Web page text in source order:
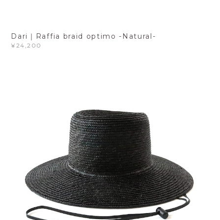
Dari｜Raffia braid optimo -Natural-
¥24,200